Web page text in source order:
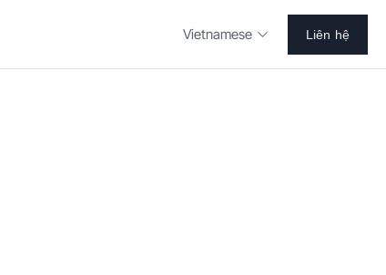
Vietnamese Liên hệ